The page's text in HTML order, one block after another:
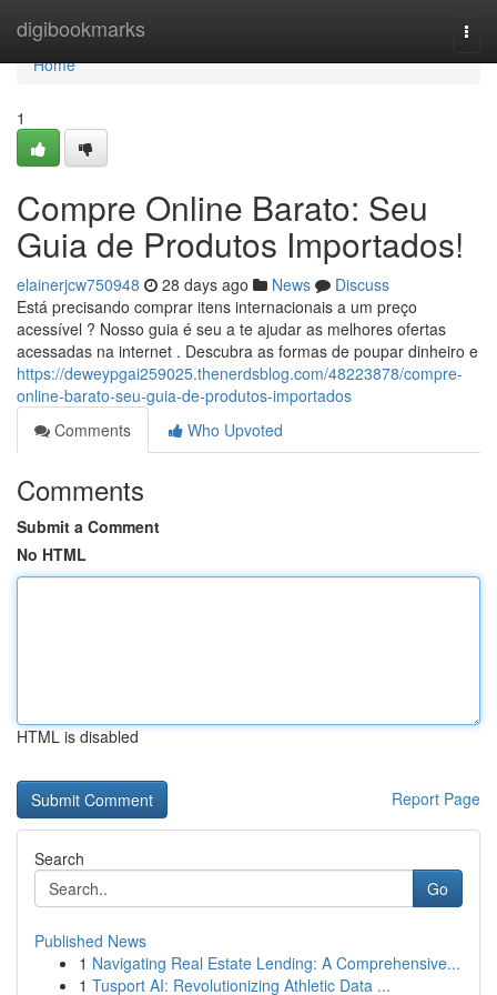
digibookmarks
Home
Home
1
Compre Online Barato: Seu
Guia de Produtos Importados!
elainerjcw750948 28 days ago News
Discuss
Está precisando comprar itens internacionais a um preço
acessível ? Nosso guia é seu a te ajudar as melhores ofertas
acessadas na internet . Descubra as formas de poupar dinheiro e
https://deweypgai259025.thenerdsblog.com/48223878/compre-
online-barato-seu-guia-de-produtos-importados
Comments
Who Upvoted
Comments
Submit a Comment
No HTML
HTML is disabled
Report Page
Search
Go
Published News
1 Navigating Real Estate Lending: A Comprehensive...
1 Tusport AI: Revolutionizing Athletic Data ...